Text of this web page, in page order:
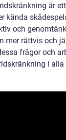
är
kända
och
mer rättvis och
frågor och
i